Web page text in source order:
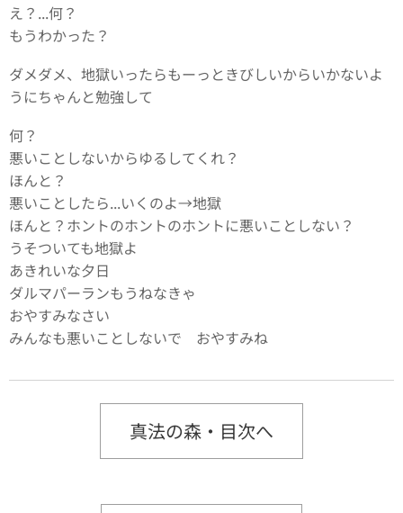
え？...何？
もうわかった？
ダメダメ、地獄いったらもーっときびしいからいかないよ
うにちゃんと勉強して
何？
悪いことしないからゆるしてくれ？
ほんと？
悪いことしたら...いくのよ→地獄
ほんと？ホントのホントのホントに悪いことしない？
うそついても地獄よ
あきれいな夕日
ダルマパーランもうねなきゃ
おやすみなさい
みんなも悪いことしないで おやすみね
真法の森・目次へ